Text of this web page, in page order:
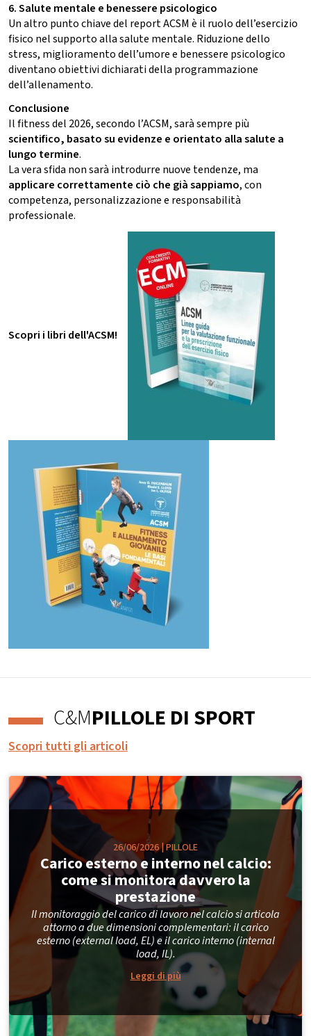
6. Salute mentale e benessere psicologico
Un altro punto chiave del report ACSM è il ruolo dell’esercizio
fisico nel supporto alla salute mentale. Riduzione dello
stress, miglioramento dell’umore e benessere psicologico
diventano obiettivi dichiarati della programmazione
dell’allenamento.
Conclusione
Il fitness del 2026, secondo l’ACSM, sarà sempre più
scientifico, basato su evidenze e orientato alla salute a
lungo termine.
La vera sfida non sarà introdurre nuove tendenze, ma
applicare correttamente ciò che già sappiamo, con
competenza, personalizzazione e responsabilità
professionale.
Scopri i libri dell'ACSM!
C&MPILLOLE DI SPORT
Scopri tutti gli articoli
26/06/2026|PILLOLE
Carico esterno e interno nel calcio:
come si monitora davvero la
prestazione
Il monitoraggio del carico di lavoro nel calcio si articola
attorno a due dimensioni complementari: il carico
esterno (external load, EL) e il carico interno (internal
load, IL).
Leggi di più